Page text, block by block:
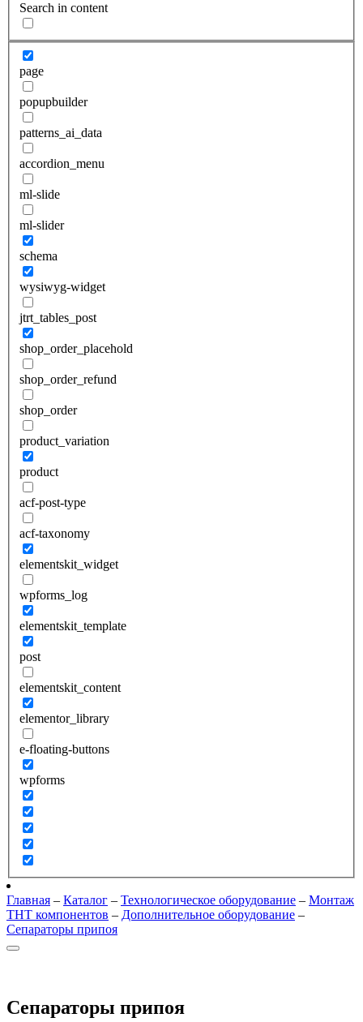
Search in content
page
popupbuilder
patterns_ai_data
accordion_menu
ml-slide
ml-slider
schema
wysiwyg-widget
jtrt_tables_post
shop_order_placehold
shop_order_refund
shop_order
product_variation
product
acf-post-type
acf-taxonomy
elementskit_widget
wpforms_log
elementskit_template
post
elementskit_content
elementor_library
e-floating-buttons
wpforms
Главная – Каталог – Технологическое оборудование – Монтаж
THT компонентов – Дополнительное оборудование –
Сепараторы припоя
Сепараторы припоя